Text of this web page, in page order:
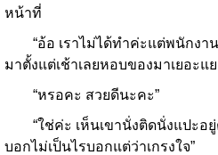
หน้าที่
“อ้อ เราไม่ได้ทำค่ะแต่พนักงา
มาตั้งแต่เช้าเลยหอบของมาเยอะแย
“หรอคะ สวยดีนะคะ”
“ใช่ค่ะ เห็นเขานั่งติดนั่งแปะอยู่
บอกไม่เป็นไรบอกแต่ว่าเกรงใจ”